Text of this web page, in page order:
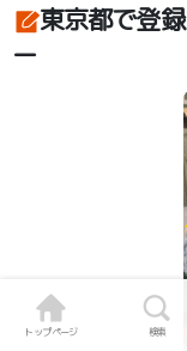
東京都で登
ー
トップページ 検索